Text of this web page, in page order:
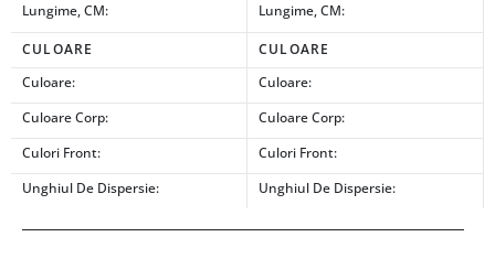
Lungime, CM: Lungime, CM:
CULOARE
CULOARE
Culoare:
Culoare:
Culoare Corp:
Culoare Corp:
Culori Front:
Culori Front:
Unghiul De Dispersie:
Unghiul De Dispersie: